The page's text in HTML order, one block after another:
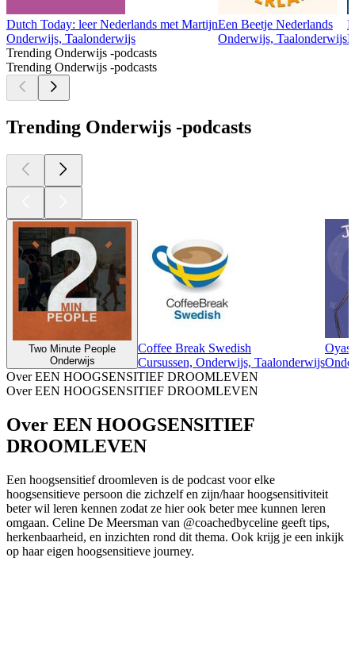
Dutch Today: leer Nederlands met Martijn
Onderwijs, Taalonderwijs
Een Beetje Nederlands
Onderwijs, Taalonderwijs
Trending Onderwijs -podcasts
Trending Onderwijs -podcasts
Trending Onderwijs -podcasts
Two Minute People
Onderwijs
Coffee Break Swedish
Cursussen, Onderwijs, Taalonderwijs
Over EEN HOOGSENSITIEF DROOMLEVEN
Over EEN HOOGSENSITIEF DROOMLEVEN
Over EEN HOOGSENSITIEF
DROOMLEVEN
Een hoogsensitief droomleven is de podcast voor elke
hoogsensitieve persoon die zichzelf en zijn/haar hoogsensitiviteit
beter wil leren kennen zodat ze hier ook beter mee kunnen leren
omgaan. Celine De Meersman van @coachedbyceline geeft tips,
herkenbaarheid, en inzichten rond dit thema. Ook krijg je een inkijk
op haar eigen hoogsensitieve journey.